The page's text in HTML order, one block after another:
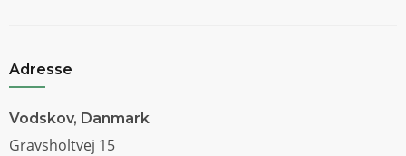
Adresse
Vodskov, Danmark
Gravsholtvej 15